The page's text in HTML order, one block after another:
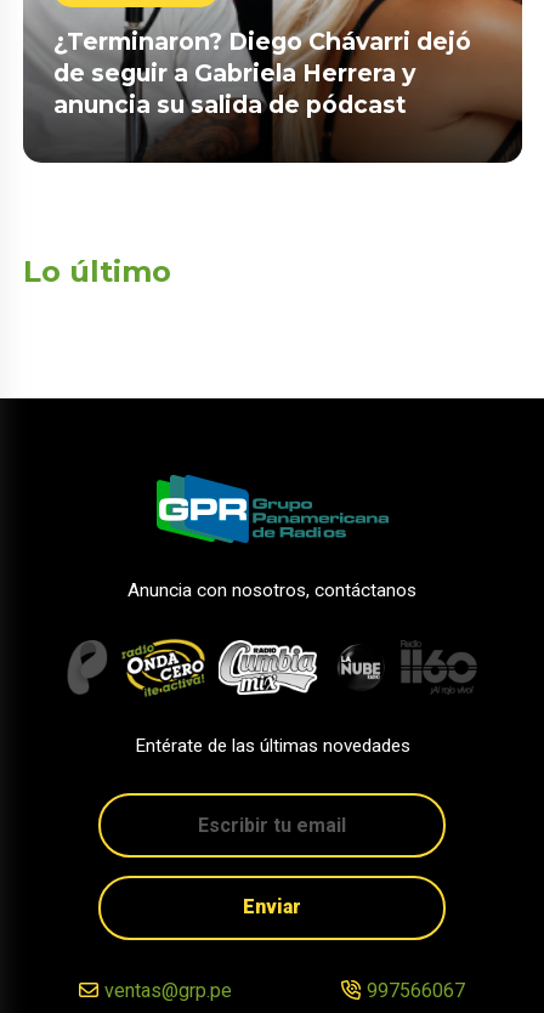
¿Terminaron? Diego Chávarri dejó
de seguir a Gabriela Herrera y
anuncia su salida de pódcast
Lo último
Anuncia con nosotros, contáctanos
Entérate de las últimas novedades
Enviar
ventas@grp.pe 997566067